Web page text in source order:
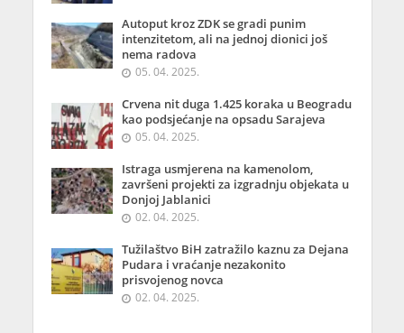
Autoput kroz ZDK se gradi punim
intenzitetom, ali na jednoj dionici još
nema radova
05. 04. 2025.
Crvena nit duga 1.425 koraka u Beogradu
kao podsjećanje na opsadu Sarajeva
05. 04. 2025.
Istraga usmjerena na kamenolom,
završeni projekti za izgradnju objekata u
Donjoj Jablanici
02. 04. 2025.
Tužilaštvo BiH zatražilo kaznu za Dejana
Pudara i vraćanje nezakonito
prisvojenog novca
02. 04. 2025.